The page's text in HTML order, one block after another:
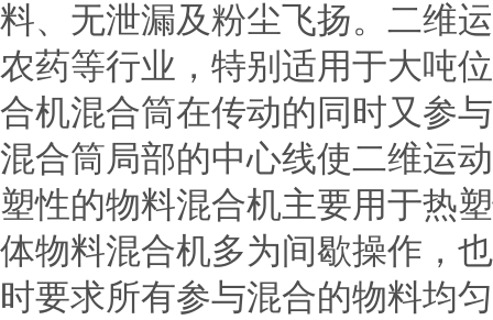
料、无泄漏及粉尘飞扬。二维
农药等行业，特别适用于大吨
合机混合筒在传动的同时又参
混合筒局部的中心线使二维运
塑性的物料混合机主要用于热
体物料混合机多为间歇操作，
时要求所有参与混合的物料均